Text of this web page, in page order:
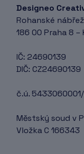
Designeo
Rohanské
186 00 Praha 8 –
IČ: 24690139
DIČ: CZ24690139
č.ú.
Městský soud v
Vložka C 166343